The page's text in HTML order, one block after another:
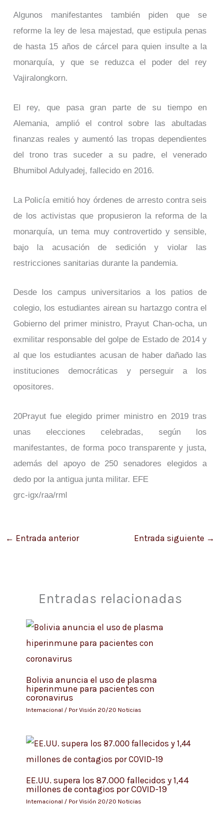
Algunos manifestantes también piden que se
reforme la ley de lesa majestad, que estipula penas
de hasta 15 años de cárcel para quien insulte a la
monarquía, y que se reduzca el poder del rey
Vajiralongkorn.
El rey, que pasa gran parte de su tiempo en
Alemania, amplió el control sobre las abultadas
finanzas reales y aumentó las tropas dependientes
del trono tras suceder a su padre, el venerado
Bhumibol Adulyadej, fallecido en 2016.
La Policía emitió hoy órdenes de arresto contra seis
de los activistas que propusieron la reforma de la
monarquía, un tema muy controvertido y sensible,
bajo la acusación de sedición y violar las
restricciones sanitarias durante la pandemia.
Desde los campus universitarios a los patios de
colegio, los estudiantes airean su hartazgo contra el
Gobierno del primer ministro, Prayut Chan-ocha, un
exmilitar responsable del golpe de Estado de 2014 y
al que los estudiantes acusan de haber dañado las
instituciones democráticas y perseguir a los
opositores.
20Prayut fue elegido primer ministro en 2019 tras
unas elecciones celebradas, según los
manifestantes, de forma poco transparente y justa,
además del apoyo de 250 senadores elegidos a
dedo por la antigua junta militar. EFE
grc-igx/raa/rml
← Entrada anterior Entrada siguiente →
Entradas relacionadas
Bolivia anuncia el uso de plasma
hiperinmune para pacientes con
coronavirus
Internacional / PorVisión 20/20 Noticias
EE.UU. supera los 87.000 fallecidos y 1,44
millones de contagios por COVID-19
Internacional / PorVisión 20/20 Noticias